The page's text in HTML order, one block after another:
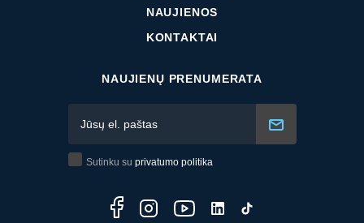
NAUJIENOS
KONTAKTAI
NAUJIENŲ PRENUMERATA
Sutinku su privatumo politika